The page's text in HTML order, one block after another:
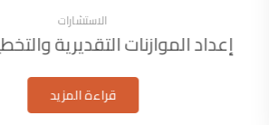
الاستشارات
الاستشارات الضريبية
قراءة المزيد